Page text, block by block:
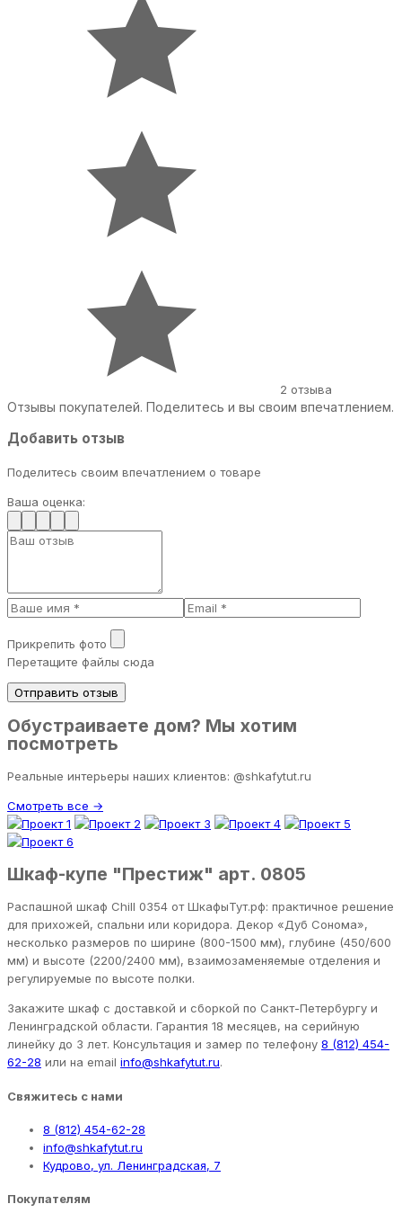
2 отзыва
Отзывы покупателей. Поделитесь и вы своим впечатлением.
Добавить отзыв
Поделитесь своим впечатлением о товаре
Ваша оценка:
Прикрепить фото
Перетащите файлы сюда
Отправить отзыв
Обустраиваете дом? Мы хотим
посмотреть
Реальные интерьеры наших клиентов: @shkafytut.ru
Смотреть все →
Шкаф-купе "Престиж" арт. 0805
Распашной шкаф Chill 0354 от ШкафыТут.рф: практичное решение
для прихожей, спальни или коридора. Декор «Дуб Сонома»,
несколько размеров по ширине (800-1500 мм), глубине (450/600
мм) и высоте (2200/2400 мм), взаимозаменяемые отделения и
регулируемые по высоте полки.
Закажите шкаф с доставкой и сборкой по Санкт-Петербургу и
Ленинградской области. Гарантия 18 месяцев, на серийную
линейку до 3 лет. Консультация и замер по телефону 8 (812) 454-
62-28 или на email info@shkafytut.ru.
Свяжитесь с нами
8 (812) 454-62-28
info@shkafytut.ru
Кудрово, ул. Ленинградская, 7
Покупателям